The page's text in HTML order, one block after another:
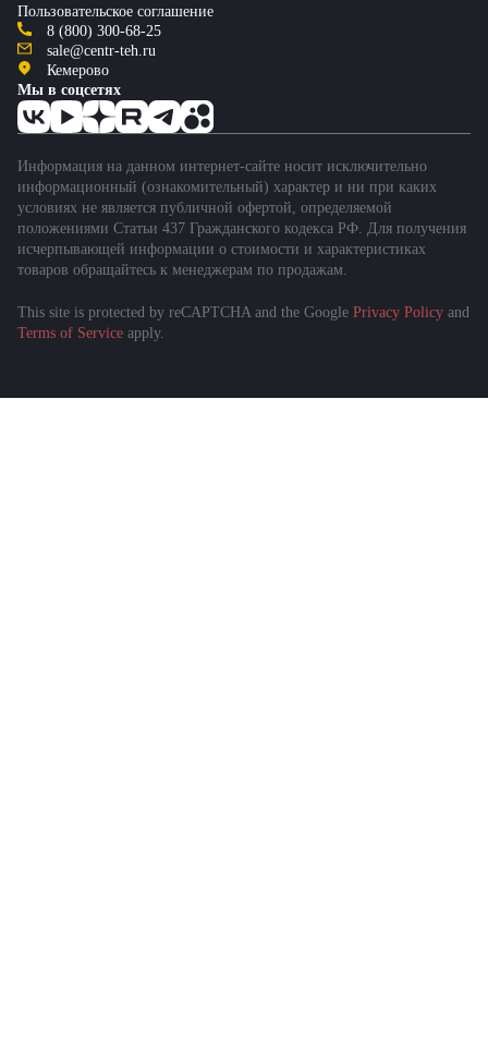
Пользовательское соглашение
8 (800) 300-68-25
sale@centr-teh.ru
Кемерово
Мы в соцсетях
Информация на данном интернет-сайте носит исключительно
информационный (ознакомительный) характер и ни при каких
условиях не является публичной офертой, определяемой
положениями Статьи 437 Гражданского кодекса РФ. Для получения
исчерпывающей информации о стоимости и характеристиках
товаров обращайтесь к менеджерам по продажам.
This site is protected by reCAPTCHA and the Google Privacy Policy and
Terms of Service apply.